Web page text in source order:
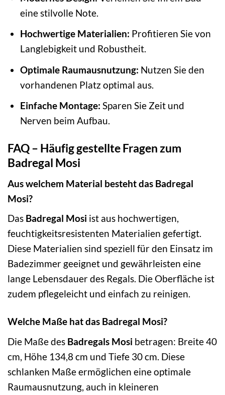
eine stilvolle Note.
Hochwertige Materialien: Profitieren Sie von
Langlebigkeit und Robustheit.
Optimale Raumausnutzung: Nutzen Sie den
vorhandenen Platz optimal aus.
Einfache Montage: Sparen Sie Zeit und
Nerven beim Aufbau.
FAQ – Häufig gestellte Fragen zum
Badregal Mosi
Aus welchem Material besteht das Badregal
Mosi?
Das Badregal Mosi ist aus hochwertigen,
feuchtigkeitsresistenten Materialien gefertigt.
Diese Materialien sind speziell für den Einsatz im
Badezimmer geeignet und gewährleisten eine
lange Lebensdauer des Regals. Die Oberfläche ist
zudem pflegeleicht und einfach zu reinigen.
Welche Maße hat das Badregal Mosi?
Die Maße des Badregals Mosi betragen: Breite 40
cm, Höhe 134,8 cm und Tiefe 30 cm. Diese
schlanken Maße ermöglichen eine optimale
Raumausnutzung, auch in kleineren